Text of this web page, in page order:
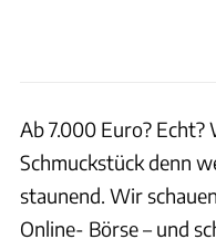
Ab 7.000 Euro?
Schmuckstück denn
staunend. Wir
Online- Börse – und